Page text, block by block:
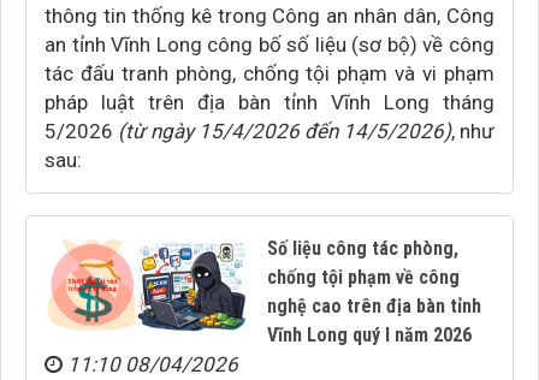
thông tin thống kê trong Công an nhân dân, Công
an tỉnh Vĩnh Long công bố số liệu (sơ bộ) về công
tác đấu tranh phòng, chống tội phạm và vi phạm
pháp luật trên địa bàn tỉnh Vĩnh Long tháng
5/2026 (từ ngày 15/4/2026 đến 14/5/2026), như
sau:
Số liệu công tác phòng,
chống tội phạm về công
nghệ cao trên địa bàn tỉnh
Vĩnh Long quý I năm 2026
11:10 08/04/2026